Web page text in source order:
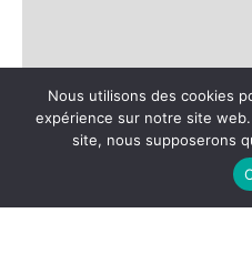
Leaflet |Fond de carte : ©
Bouquetin
© 2026 Sortir dans l'Aube
Nous utilisons des cookies
expérience sur notre site
site, nous supposerons